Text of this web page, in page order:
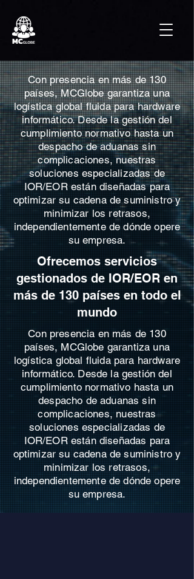
Con presencia en más de 130
países, MCGlobe garantiza una
logística global fluida para hardware
informático. Desde la gestión del
cumplimiento normativo hasta un
despacho de aduanas sin
complicaciones, nuestras
soluciones especializadas de
IOR/EOR están diseñadas para
optimizar su cadena de suministro y
minimizar los retrasos,
independientemente de dónde opere
su empresa.
Ofrecemos servicios
gestionados de IOR/EOR en
más de 130 países en todo el
mundo
Con presencia en más de 130
países, MCGlobe garantiza una
logística global fluida para hardware
informático. Desde la gestión del
cumplimiento normativo hasta un
despacho de aduanas sin
complicaciones, nuestras
soluciones especializadas de
IOR/EOR están diseñadas para
optimizar su cadena de suministro y
minimizar los retrasos,
independientemente de dónde opere
su empresa.